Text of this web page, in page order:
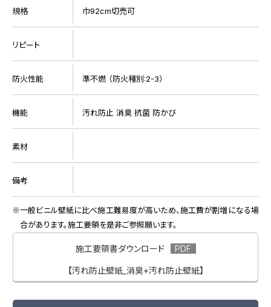
規格 巾92cm切売可
リピート
防火性能 準不燃 （防火種別:2-3）
機能 汚れ防止 消臭 抗菌 防かび
素材
備考
一般ビニル壁紙に比べ施工難易度が高いため、施工費が割増になる場
合があります。施工要領を是非ご参照願います。
施工要領書ダウンロード
【汚れ防止壁紙_消臭+汚れ防止壁紙】